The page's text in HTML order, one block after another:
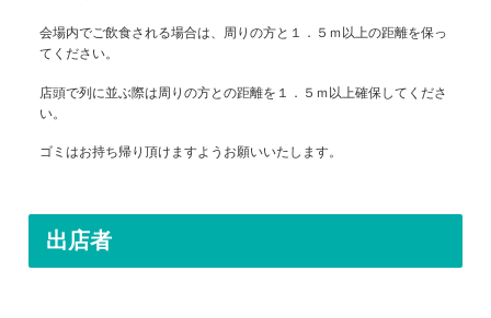
会場内でご飲食される場合は、周りの方と１．５ｍ以上の距離を保っ
てください。
店頭で列に並ぶ際は周りの方との距離を１．５ｍ以上確保してくださ
い。
ゴミはお持ち帰り頂けますようお願いいたします。
出店者